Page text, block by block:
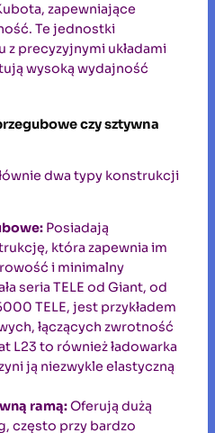
zapewniające
Te jednostki
z precyzyjnymi układami
wysoką wydajność
czy sztywna
dwa typy konstrukcji
Posiadają
która zapewnia im
i minimalny
seria TELE od Giant, od
TELE, jest przykładem
łączących zwrotność
L23 to również ładowarka
ją niezwykle elastyczną
ramą:Oferują dużą
często przy bardzo